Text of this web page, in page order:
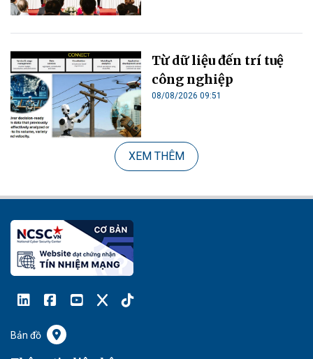
Từ dữ liệu đến trí tuệ
công nghiệp
08/08/2026 09:51
XEM THÊM
Bản đồ